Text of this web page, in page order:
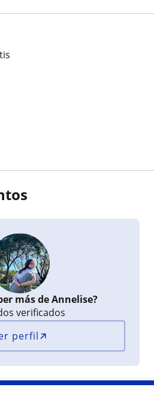
más de Annelise?
verificados
perfil